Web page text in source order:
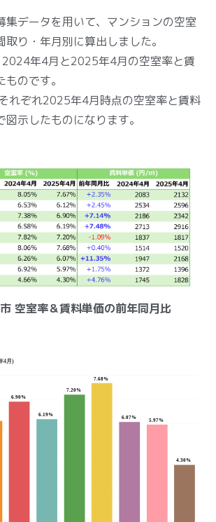
データを用いて、マンションの空室
り・年月別に算出しました。
年4月と2025年4月の空室率と賃
のです。
れぞれ2025年4月時点の空室率と賃料
示したものになります。
空室率＆賃料単価の前年同月比